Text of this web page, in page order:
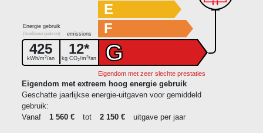
E
F
G
Energie gebruik
(hoofdenergiebron) emissions
425
kWh/m2/an
12*
kg CO2/m3/an
Eigendom met zeer slechte prestaties
Eigendom met extreem hoog energie gebruik
Geschatte jaarlijkse energie-uitgaven voor gemiddeld
gebruik:
Vanaf
1 560 € tot 2 150 € uitgave per jaar